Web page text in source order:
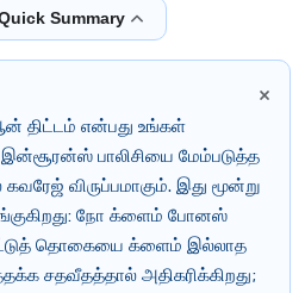
Summary
×
திட்டம் என்பது உங்கள்
பாலிசியை மேம்படுத்த
விருப்பமாகும். இது மூன்று
நோ க்ளைம் போனஸ்
தொகையை க்ளைம் இல்லாத
சதவீதத்தால் அதிகரிக்கிறது;